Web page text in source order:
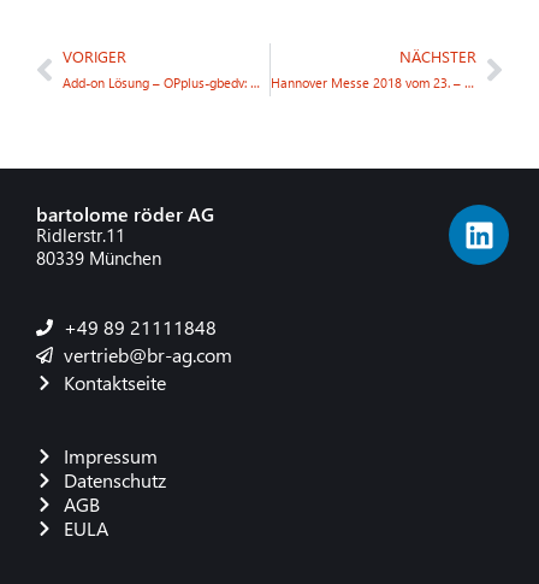
VORIGER NÄCHSTER
bartolome röder AG
Ridlerstr.11
80339 München
+49 89 21111848
vertrieb@br-ag.com
Kontaktseite
Impressum
Datenschutz
AGB
EULA